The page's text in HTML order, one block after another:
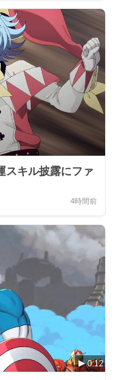
スキル披露にファ
4時間前
0:12